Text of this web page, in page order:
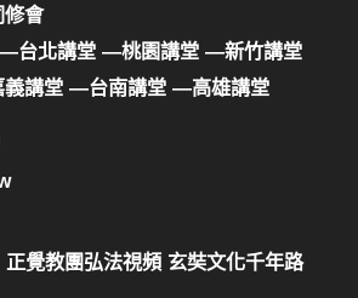
修會
台北講堂 —桃園講堂 —新竹講堂
講堂 —台南講堂 —高雄講堂
正覺教團弘法視頻 玄奘文化千年路